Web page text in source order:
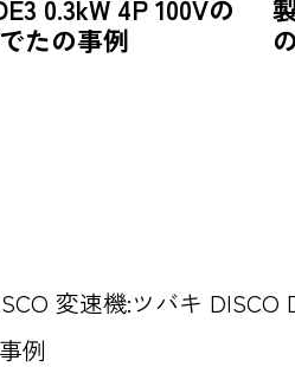
0.3kW 4P 100Vの
たの事例
変速機:ツバキ DISCO
例